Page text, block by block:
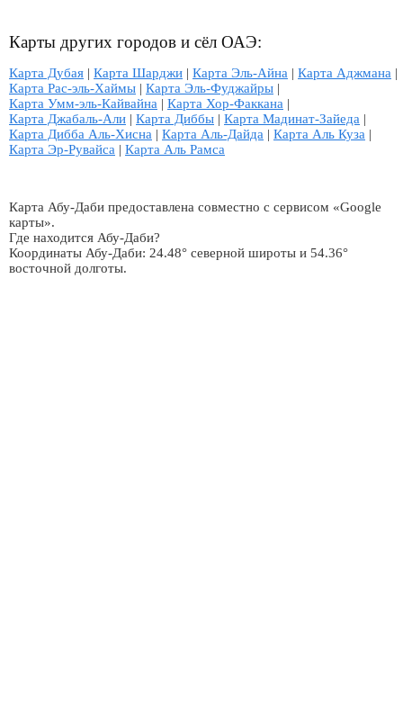
Карты других городов и сёл ОАЭ:
Карта Дубая | Карта Шарджи | Карта Эль-Айна | Карта Аджмана |
Карта Рас-эль-Хаймы | Карта Эль-Фуджайры |
Карта Умм-эль-Кайвайна | Карта Хор-Факкана |
Карта Джабаль-Али | Карта Диббы | Карта Мадинат-Зайеда |
Карта Дибба Аль-Хисна | Карта Аль-Дайда | Карта Аль Куза |
Карта Эр-Рувайса | Карта Аль Рамса
Карта Абу-Даби предоставлена совместно с сервисом «Google
карты».
Где находится Абу-Даби?
Координаты Абу-Даби: 24.48° северной широты и 54.36°
восточной долготы.